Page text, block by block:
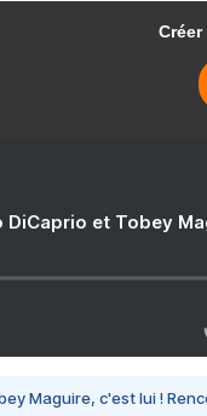
DiCaprio et Tobey
Maguire, c'est lui !